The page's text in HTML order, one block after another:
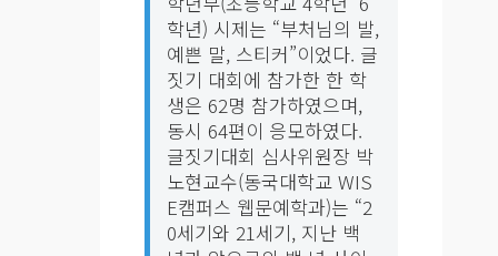
학년) 시제는 “부처님의 발,
예쁜 말, 스티커”이었다. 글
짓기 대회에 참가한 한 학
생은 62명 참가하였으며,
동시 64편이 응모하였다.
글짓기대회 심사위원장 박
노현교수(동국대학교 WIS
E캠퍼스 웹문예학과)는 “2
0세기와 21세기, 지난 백